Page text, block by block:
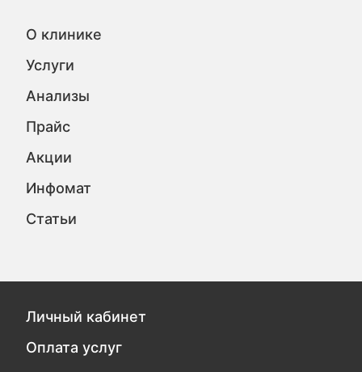
О клинике
Услуги
Анализы
Прайс
Акции
Инфомат
Статьи
Личный кабинет
Оплата услуг